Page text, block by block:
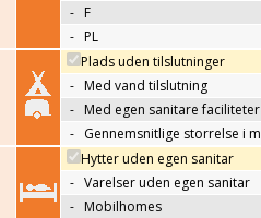
- F
- PL
Plads uden tilslutninger
- Med vand tilslutning
- Med egen sanitare faciliteter
- Gennemsnitlige storrelse i
Hytter uden egen sanitar
- Varelser uden egen sanitar
- Mobilhomes